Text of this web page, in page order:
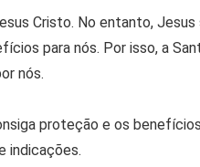
Cristo. No entanto, Jesus
para nós. Por isso, a
nós.
proteção e os
indicações.